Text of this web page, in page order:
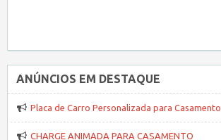
ANÚNCIOS EM DESTAQUE
Placa de Carro Personalizada para Casamento
CHARGE ANIMADA PARA CASAMENTO